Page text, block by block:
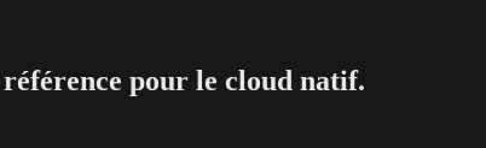
pour le cloud natif.